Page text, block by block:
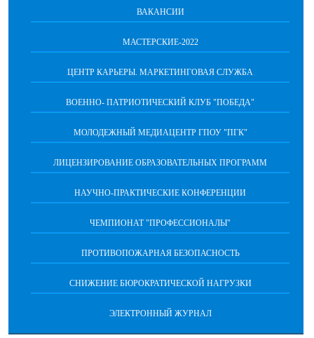
ВАКАНСИИ
МАСТЕРСКИЕ-2022
ЦЕНТР КАРЬЕРЫ. МАРКЕТИНГОВАЯ СЛУЖБА
ВОЕННО- ПАТРИОТИЧЕСКИЙ КЛУБ "ПОБЕДА"
МОЛОДЕЖНЫЙ МЕДИАЦЕНТР ГПОУ "ПГК"
ЛИЦЕНЗИРОВАНИЕ ОБРАЗОВАТЕЛЬНЫХ ПРОГРАММ
НАУЧНО-ПРАКТИЧЕСКИЕ КОНФЕРЕНЦИИ
ЧЕМПИОНАТ "ПРОФЕССИОНАЛЫ"
ПРОТИВОПОЖАРНАЯ БЕЗОПАСНОСТЬ
СНИЖЕНИЕ БЮРОКРАТИЧЕСКОЙ НАГРУЗКИ
ЭЛЕКТРОННЫЙ ЖУРНАЛ